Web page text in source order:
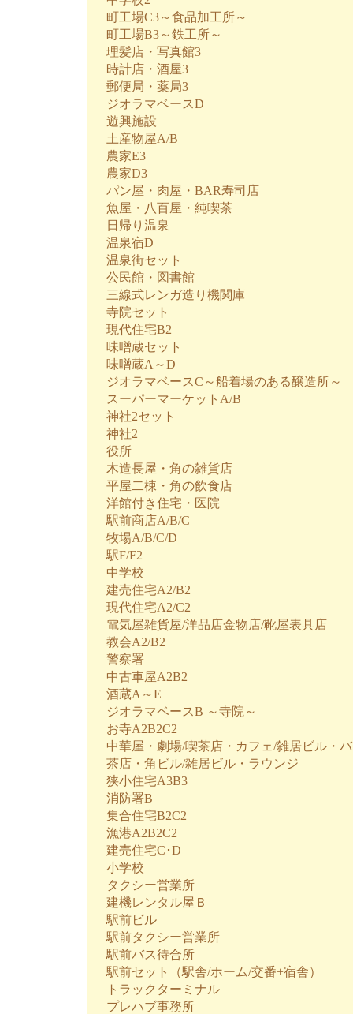
町工場C3～食品加工所～
町工場B3～鉄工所～
理髪店・写真館3
時計店・酒屋3
郵便局・薬局3
ジオラマベースD
遊興施設
土産物屋A/B
農家E3
農家D3
パン屋・肉屋・BAR寿司店
魚屋・八百屋・純喫茶
日帰り温泉
温泉宿D
温泉街セット
公民館・図書館
三線式レンガ造り機関庫
寺院セット
現代住宅B2
味噌蔵セット
味噌蔵A～D
ジオラマベースC～船着場のある醸造所～
スーパーマーケットA/B
神社2セット
神社2
役所
木造長屋・角の雑貨店
平屋二棟・角の飲食店
洋館付き住宅・医院
駅前商店A/B/C
牧場A/B/C/D
駅F/F2
中学校
建売住宅A2/B2
現代住宅A2/C2
電気屋雑貨屋/洋品店金物店/靴屋表具店
教会A2/B2
警察署
中古車屋A2B2
酒蔵A～E
ジオラマベースB ～寺院～
お寺A2B2C2
中華屋・劇場/喫茶店・カフェ/雑居ビル・
茶店・角ビル/雑居ビル・ラウンジ
狭小住宅A3B3
消防署B
集合住宅B2C2
漁港A2B2C2
建売住宅C･D
小学校
タクシー営業所
建機レンタル屋Ｂ
駅前ビル
駅前タクシー営業所
駅前バス待合所
駅前セット（駅舎/ホーム/交番+宿舎）
トラックターミナル
プレハブ事務所